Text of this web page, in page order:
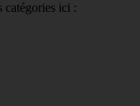
catégories ici :